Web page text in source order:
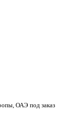
ОАЭ под заказ